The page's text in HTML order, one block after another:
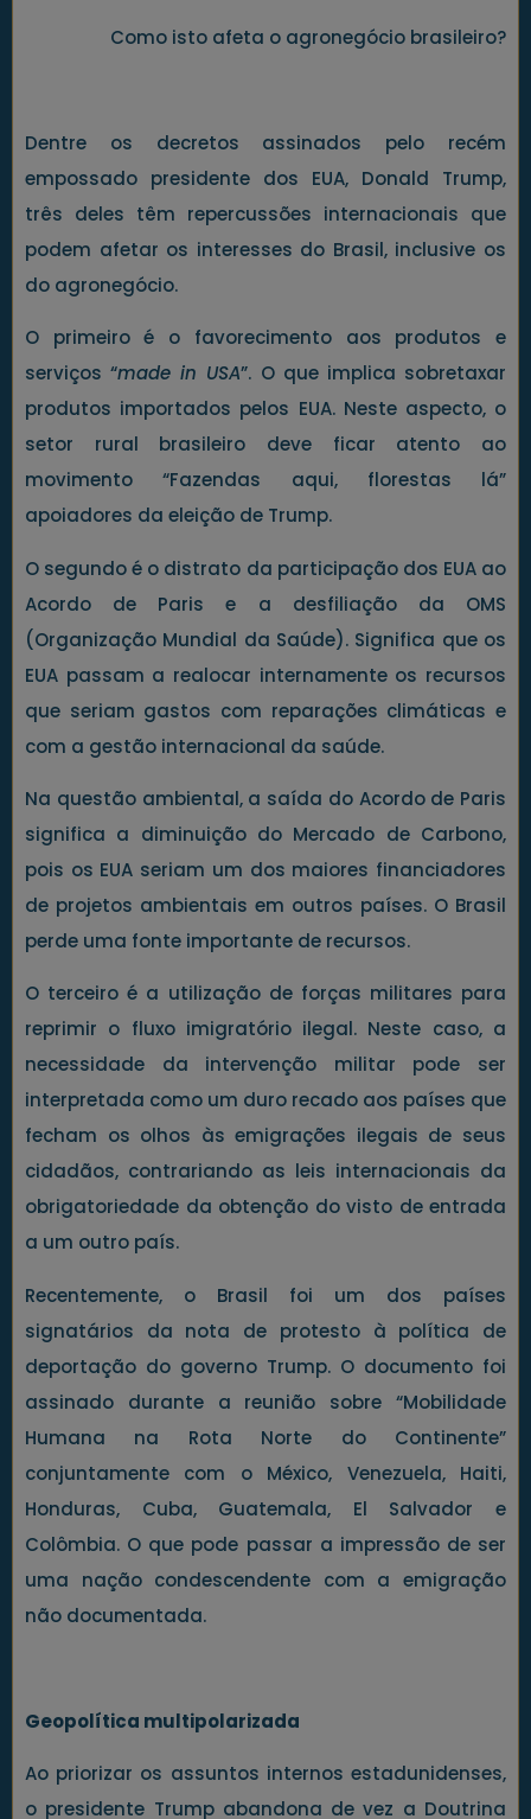
Como isto afeta o agronegócio brasileiro?
Dentre os decretos assinados pelo recém
empossado presidente dos EUA, Donald Trump,
três deles têm repercussões internacionais que
podem afetar os interesses do Brasil, inclusive os
do agronegócio.
O primeiro é o favorecimento aos produtos e
serviços “made in USA”. O que implica sobretaxar
produtos importados pelos EUA. Neste aspecto, o
setor rural brasileiro deve ficar atento ao
movimento “Fazendas aqui, florestas lá”
apoiadores da eleição de Trump.
O segundo é o distrato da participação dos EUA ao
Acordo de Paris e a desfiliação da OMS
(Organização Mundial da Saúde). Significa que os
EUA passam a realocar internamente os recursos
que seriam gastos com reparações climáticas e
com a gestão internacional da saúde.
Na questão ambiental, a saída do Acordo de Paris
significa a diminuição do Mercado de Carbono,
pois os EUA seriam um dos maiores financiadores
de projetos ambientais em outros países. O Brasil
perde uma fonte importante de recursos.
O terceiro é a utilização de forças militares para
reprimir o fluxo imigratório ilegal. Neste caso, a
necessidade da intervenção militar pode ser
interpretada como um duro recado aos países que
fecham os olhos às emigrações ilegais de seus
cidadãos, contrariando as leis internacionais da
obrigatoriedade da obtenção do visto de entrada
a um outro país.
Recentemente, o Brasil foi um dos países
signatários da nota de protesto à política de
deportação do governo Trump. O documento foi
assinado durante a reunião sobre “Mobilidade
Humana na Rota Norte do Continente”
conjuntamente com o México, Venezuela, Haiti,
Honduras, Cuba, Guatemala, El Salvador e
Colômbia. O que pode passar a impressão de ser
uma nação condescendente com a emigração
não documentada.
Geopolítica multipolarizada
Ao priorizar os assuntos internos estadunidenses,
o presidente Trump abandona de vez a Doutrina